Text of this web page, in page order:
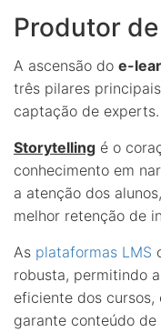
Produtor
A ascensão do e-
três pilares
captação de experts.
Storytelling é o
conhecimento em
a atenção dos
melhor retenção de
As plataformas LMS
robusta, permitindo
eficiente dos
garante conteúdo